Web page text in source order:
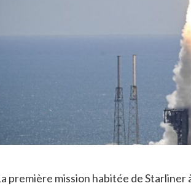
première mission habitée de